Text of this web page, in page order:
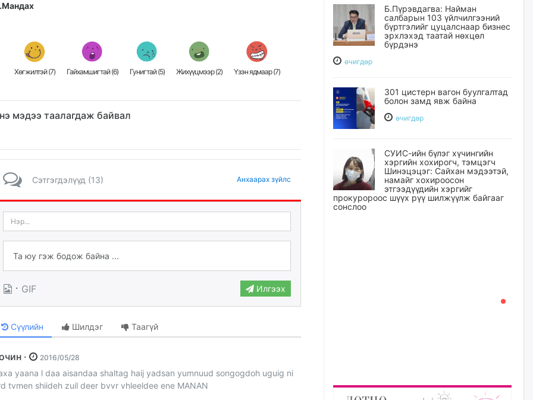
Хөгжилтэй (7) Гайхамшигтай (6) Гунигтай (5) Жихүүцмээр (2) Үзэн ядмаар (7)
мэдээ таалагдаж байвал
Сэтгэгдэлүүд (13) Анхаарах зүйлс
· GIF Илгээх
Сүүлийн Шилдэг Таагүй
Зочин · 2016/05/28
yaana l daa aisandaa shaltag haij yadsan yumnuud songogdoh uguig ni
tvmen shiideh zuil deer bvvr vhleeldee ene MANAN
Б.Пүрэвдагва: Найман
салбарын 103 үйлчилгээний
бүртгэлийг цуцалснаар бизнес
эрхлэхэд таатай нөхцөл
бүрдэнэ
өчигдѳр
301 цистерн вагон буулгалтад
болон замд явж байна
өчигдѳр
СУИС-ийн бүлэг хүчингийн
хэргийн хохирогч, тэмцэгч
Шинэцэцэг: Сайхан мэдээтэй,
намайг хохироосон
этгээдүүдийн хэргийг
прокуророос шүүх рүү шилжүүлж байгааг
сонслоо